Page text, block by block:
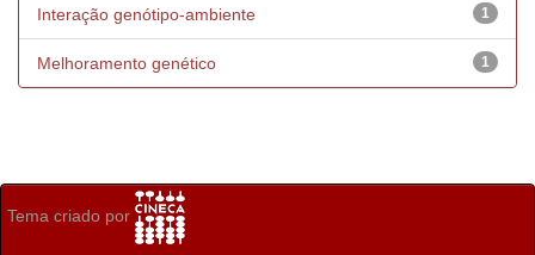
1
Interação genótipo-ambiente
1
Melhoramento genético
Tema criado por